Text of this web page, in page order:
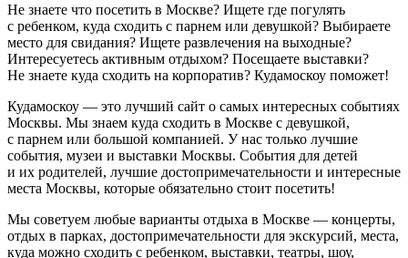
Не знаете что посетить в Москве? Ищете где погулять
с ребенком, куда сходить с парнем или девушкой? Выбираете
место для свидания? Ищете развлечения на выходные?
Интересуетесь активным отдыхом? Посещаете выставки?
Не знаете куда сходить на корпоратив? Кудамоскоу поможет!
Кудамоскоу — это лучший сайт о самых интересных событиях
Москвы. Мы знаем куда сходить в Москве с девушкой,
с парнем или большой компанией. У нас только лучшие
события, музеи и выставки Москвы. События для детей
и их родителей, лучшие достопримечательности и интересные
места Москвы, которые обязательно стоит посетить!
Мы советуем любые варианты отдыха в Москве — концерты,
отдых в парках, достопримечательности для экскурсий, места,
куда можно сходить с ребенком, выставки, театры, шоу,